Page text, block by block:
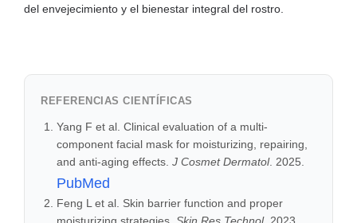
del envejecimiento y el bienestar integral del rostro.
REFERENCIAS CIENTÍFICAS
Yang F et al. Clinical evaluation of a multi-
component facial mask for moisturizing, repairing,
and anti-aging effects. J Cosmet Dermatol. 2025.
PubMed
Feng L et al. Skin barrier function and proper
moisturizing strategies. Skin Res Technol. 2023.